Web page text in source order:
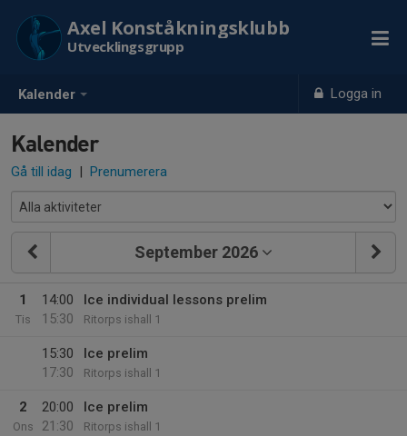
Kalender Logga in
Axel Konståkningsklubb
Utvecklingsgrupp
Kalender
Gå till idag | Prenumerera
September 2026
1
Tis
14:00
15:30
Ice individual lessons prelim
Ritorps ishall 1
15:30
17:30
Ice prelim
Ritorps ishall 1
2
Ons
20:00
21:30
Ice prelim
Ritorps ishall 1